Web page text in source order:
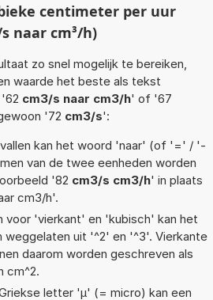
centimeter per uur
naar cm³/h)
zo snel mogelijk te bereiken,
waarde het beste als tekst
cm3/s naar cm3/h' of '67
'72 cm3/s':
kan het woord 'naar' (of '=' / '-
van de twee eenheden worden
'82 cm3/s cm3/h' in plaats
cm3/h'.
voor 'vierkant' en 'kubisch' kan het
weggelaten uit '^2' en '^3'. Vierkante
daarom worden geschreven als
cm^2.
letter 'µ' (= micro) kan een